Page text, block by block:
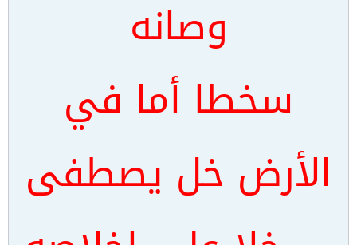
وصانه
سخطا أما في
الأرض خل يصطفى